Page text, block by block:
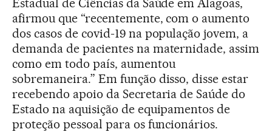
afirmou que “recentemente, com o aumento
dos casos de covid-19 na população jovem, a
demanda de pacientes na maternidade, assim
como em todo país, aumentou
sobremaneira.” Em função disso, disse estar
recebendo apoio da Secretaria de Saúde do
Estado na aquisição de equipamentos de
proteção pessoal para os funcionários.